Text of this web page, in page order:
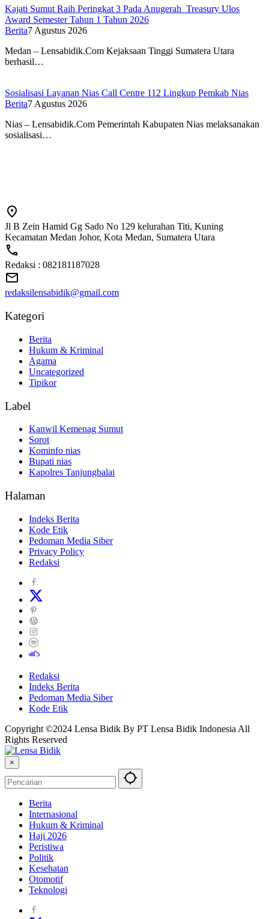
Kajati Sumut Raih Peringkat 3 Pada Anugerah Treasury Ulos
Award Semester Tahun 1 Tahun 2026
Berita7 Agustus 2026
Medan – Lensabidik.Com Kejaksaan Tinggi Sumatera Utara
berhasil…
Sosialisasi Layanan Nias Call Centre 112 Lingkup Pemkab Nias
Berita7 Agustus 2026
Nias – Lensabidik.Com Pemerintah Kabupaten Nias melaksanakan
sosialisasi…
Jl B Zein Hamid Gg Sado No 129 kelurahan Titi, Kuning
Kecamatan Medan Johor, Kota Medan, Sumatera Utara
Redaksi : 082181187028
redaksilensabidik@gmail.com
Kategori
Berita
Hukum & Kriminal
Agama
Uncategorized
Tipikor
Label
Kanwil Kemenag Sumut
Sorot
Kominfo nias
Bupati nias
Kapolres Tanjungbalai
Halaman
Indeks Berita
Kode Etik
Pedoman Media Siber
Privacy Policy
Redaksi
Redaksi
Indeks Berita
Pedoman Media Siber
Kode Etik
Copyright ©2024 Lensa Bidik By PT Lensa Bidik Indonesia All
Rights Reserved
×
Berita
Internasional
Hukum & Kriminal
Haji 2026
Peristiwa
Politik
Kesehatan
Otomotif
Teknologi